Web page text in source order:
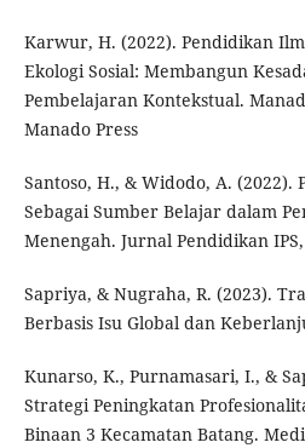
Karwur, H. (2022). Pendidikan
Ekologi Sosial: Membangun
Pembelajaran Kontekstual.
Manado Press
Santoso, H., & Widodo, A.
Sebagai Sumber Belajar dalam
Menengah. Jurnal Pendidikan IPS,
Sapriya, & Nugraha, R. (2023).
Berbasis Isu Global dan
Kunarso, K., Purnamasari, I., &
Strategi Peningkatan
Binaan 3 Kecamatan Batang.